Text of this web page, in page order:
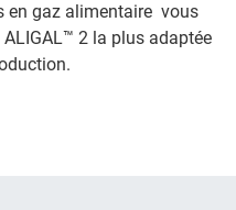
en gaz alimentaire vous
2 la plus adaptée